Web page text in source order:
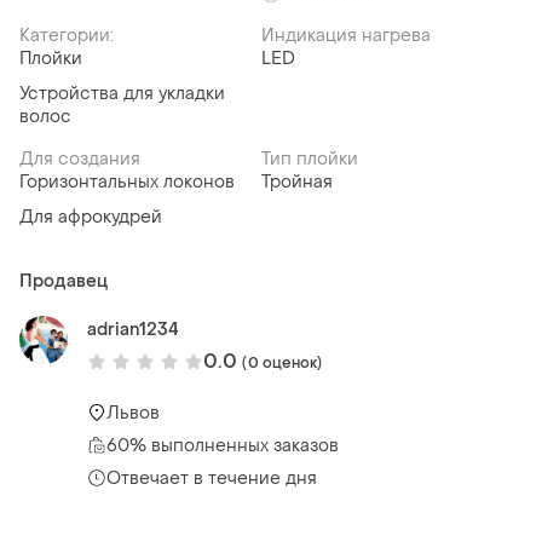
Категории:
Плойки
Устройства для укладки
волос
Индикация нагрева
LED
Для создания
Горизонтальных локонов
Для афрокудрей
Тип плойки
Тройная
Продавец
adrian1234
0.0 (0 оценок)
Львов
60% выполненных заказов
Отвечает в течение дня